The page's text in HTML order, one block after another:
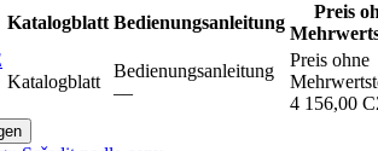
Katalogblatt Bedienungsanleitung
Preis
Katalogblatt
Bedienungsanleitung
–⁠–⁠
Preis ohne
4 156,00